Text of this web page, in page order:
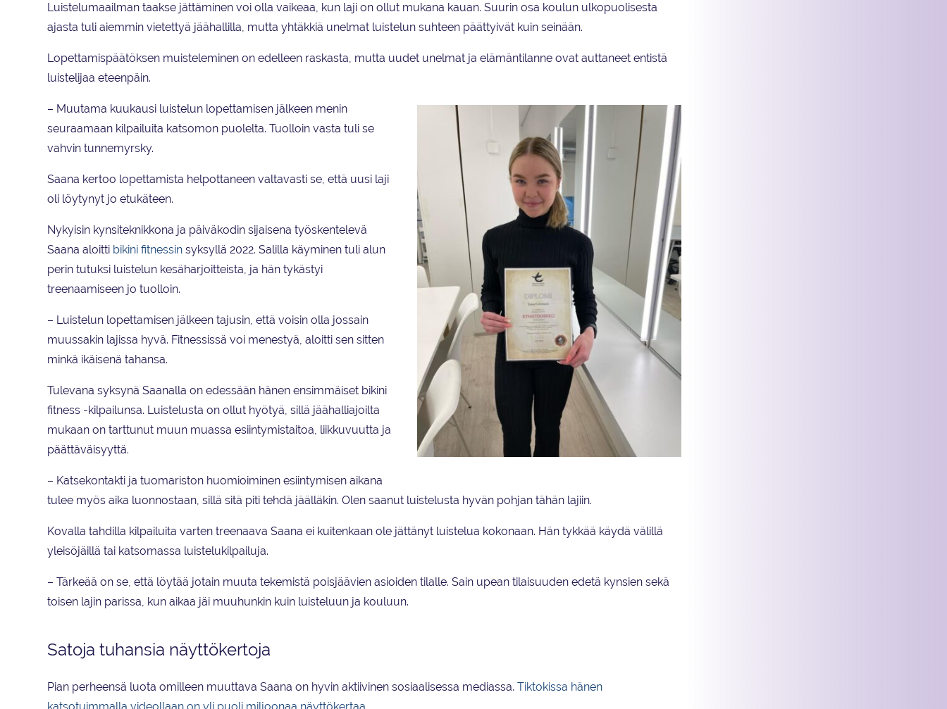
Luistelumaailman taakse jättäminen voi olla vaikeaa, kun laji on ollut mukana kauan. Suurin osa koulun ulkopuolisesta
ajasta tuli aiemmin vietettyä jäähallilla, mutta yhtäkkiä unelmat luistelun suhteen päättyivät kuin seinään.
Lopettamispäätöksen muisteleminen on edelleen raskasta, mutta uudet unelmat ja elämäntilanne ovat auttaneet entistä
luistelijaa eteenpäin.
– Muutama kuukausi luistelun lopettamisen jälkeen menin
seuraamaan kilpailuita katsomon puolelta. Tuolloin vasta tuli se
vahvin tunnemyrsky.
Saana kertoo lopettamista helpottaneen valtavasti se, että uusi laji
oli löytynyt jo etukäteen.
Nykyisin kynsiteknikkona ja päiväkodin sijaisena työskentelevä
Saana aloitti bikini fitnessin syksyllä 2022. Salilla käyminen tuli alun
perin tutuksi luistelun kesäharjoitteista, ja hän tykästyi
treenaamiseen jo tuolloin.
– Luistelun lopettamisen jälkeen tajusin, että voisin olla jossain
muussakin lajissa hyvä. Fitnessissä voi menestyä, aloitti sen sitten
minkä ikäisenä tahansa.
Tulevana syksynä Saanalla on edessään hänen ensimmäiset bikini
fitness -kilpailunsa. Luistelusta on ollut hyötyä, sillä jäähalliajoilta
mukaan on tarttunut muun muassa esiintymistaitoa, liikkuvuutta ja
päättäväisyyttä.
– Katsekontakti ja tuomariston huomioiminen esiintymisen aikana
tulee myös aika luonnostaan, sillä sitä piti tehdä jäälläkin. Olen saanut luistelusta hyvän pohjan tähän lajiin.
Kovalla tahdilla kilpailuita varten treenaava Saana ei kuitenkaan ole jättänyt luistelua kokonaan. Hän tykkää käydä välillä
yleisöjäillä tai katsomassa luistelukilpailuja.
– Tärkeää on se, että löytää jotain muuta tekemistä poisjäävien asioiden tilalle. Sain upean tilaisuuden edetä kynsien sekä
toisen lajin parissa, kun aikaa jäi muuhunkin kuin luisteluun ja kouluun.
Satoja tuhansia näyttökertoja
Pian perheensä luota omilleen muuttava Saana on hyvin aktiivinen sosiaalisessa mediassa. Tiktokissa hänen